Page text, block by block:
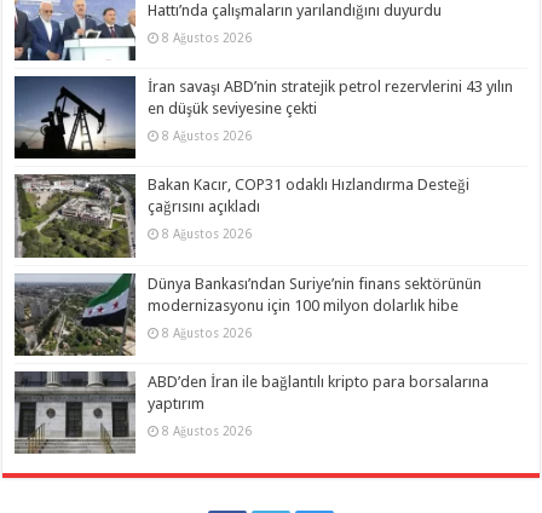
Hattı’nda çalışmaların yarılandığını duyurdu
8 Ağustos 2026
İran savaşı ABD’nin stratejik petrol rezervlerini 43 yılın
en düşük seviyesine çekti
8 Ağustos 2026
Bakan Kacır, COP31 odaklı Hızlandırma Desteği
çağrısını açıkladı
8 Ağustos 2026
Dünya Bankası’ndan Suriye’nin finans sektörünün
modernizasyonu için 100 milyon dolarlık hibe
8 Ağustos 2026
ABD’den İran ile bağlantılı kripto para borsalarına
yaptırım
8 Ağustos 2026